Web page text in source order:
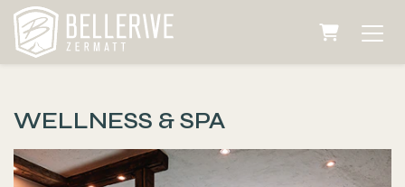
Warenkorb
WELLNESS & SPA